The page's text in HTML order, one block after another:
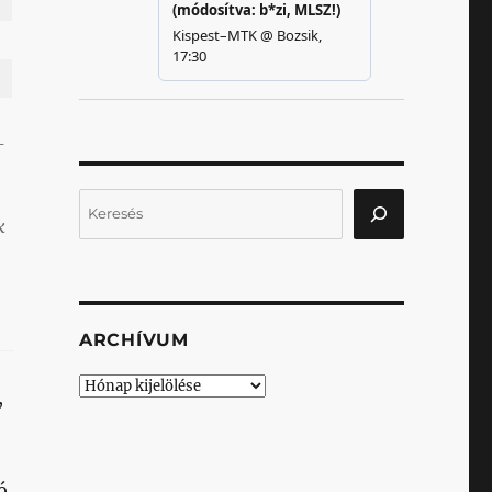
ARCHÍVUM
Archívum